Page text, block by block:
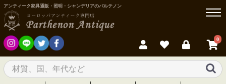
アンティーク家具通販・照明・シャンデリアのパルテノン
0